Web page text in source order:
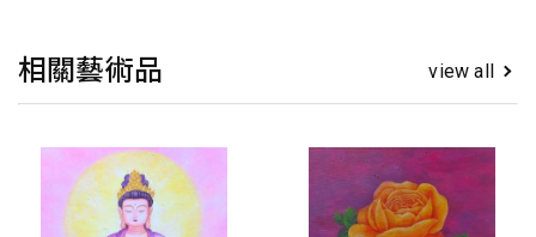
相關藝術品 view all